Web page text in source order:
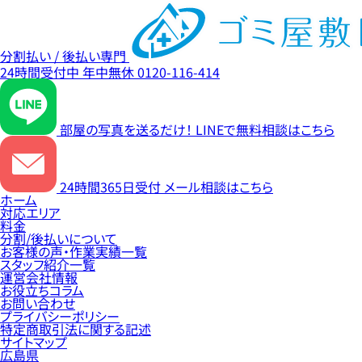
分割払い / 後払い専門
24時間受付中 年中無休0120-116-414
部屋の写真を送るだけ！ LINEで無料相談はこちら
24時間365日受付 メール相談はこちら
ホーム
対応エリア
料金
分割/後払いについて
お客様の声・作業実績一覧
スタッフ紹介一覧
運営会社情報
お役立ちコラム
お問い合わせ
プライバシーポリシー
特定商取引法に関する記述
サイトマップ
広島県